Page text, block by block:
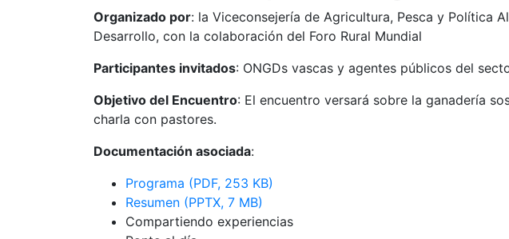
Organizado por: la Viceconsejería de Agricultura, Pesca y Política
Desarrollo, con la colaboración del Foro Rural Mundial
Participantes invitados: ONGDs vascas y agentes públicos del
Objetivo del Encuentro: El encuentro versará sobre la ganadería
charla con pastores.
Documentación asociada:
Programa (PDF, 253 KB)
Resumen (PPTX, 7 MB)
Compartiendo experiencias